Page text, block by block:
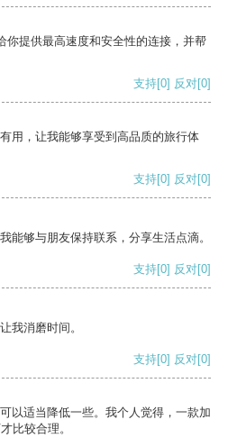
你提供最高速度和安全性的连接，并帮
支持[0] 反对[0]
用，让我能够享受到高品质的旅行体
支持[0] 反对[0]
能够与朋友保持联系，分享生活点滴。
支持[0] 反对[0]
我消磨时间。
支持[0] 反对[0]
以适当降低一些。我个人觉得，一款加
比较合理。